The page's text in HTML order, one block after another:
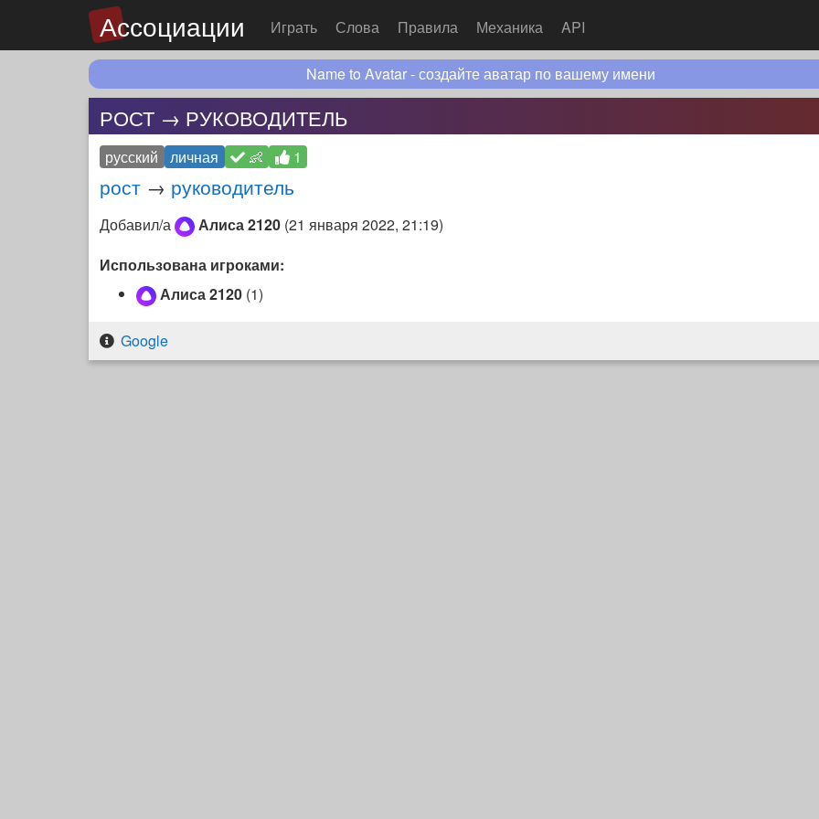
Ассоциации Играть Слова Правила Механика API
Name to Avatar - создайте аватар по вашему имени
РОСТ → РУКОВОДИТЕЛЬ
русский личная 👶 1
рост → руководитель
Добавил/а Алиса 2120 (21 января 2022, 21:19)
Использована игроками:
Алиса 2120 (1)
Google